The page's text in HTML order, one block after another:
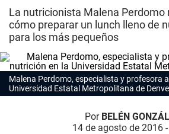
La nutricionista Malena Perdomo
cómo preparar un lunch lleno de
para los más pequeños
Malena Perdomo, especialista y profesora
Universidad Estatal Metropolitana de
Por BELÉN
14 de agosto de 2016